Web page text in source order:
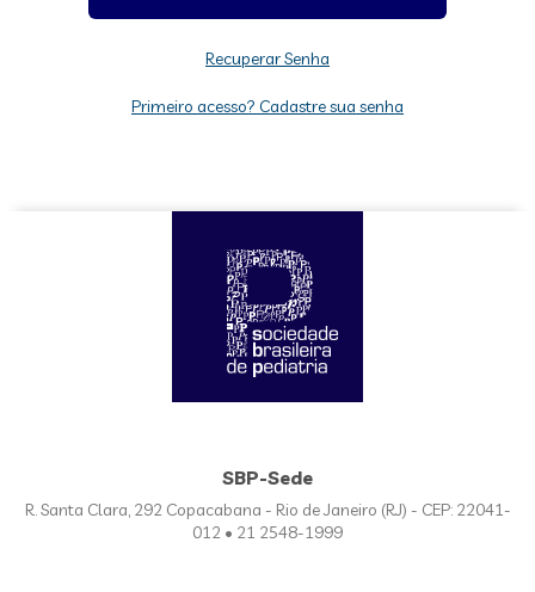
Recuperar Senha
Primeiro acesso? Cadastre sua senha
SBP-Sede
R. Santa Clara, 292 Copacabana - Rio de Janeiro (RJ) - CEP: 22041-
012 • 21 2548-1999